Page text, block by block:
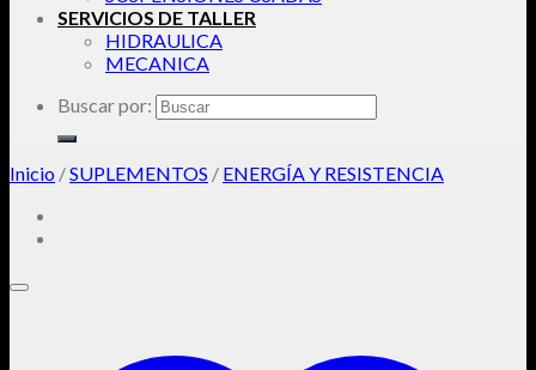
SERVICIOS DE TALLER
HIDRAULICA
MECANICA
Buscar por:
Inicio /SUPLEMENTOS / ENERGÍA Y RESISTENCIA